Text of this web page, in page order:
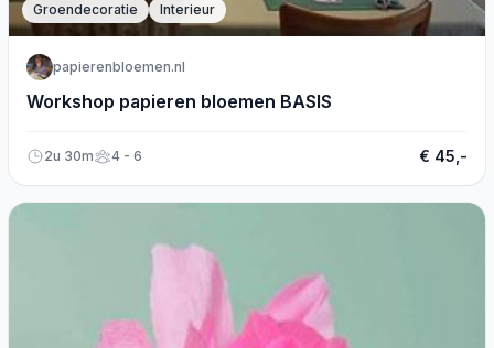
Groendecoratie Interieur
papierenbloemen.nl
Workshop papieren bloemen BASIS
2u 30m 4 - 6 € 45,-